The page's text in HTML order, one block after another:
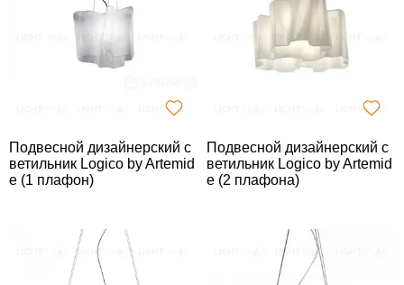
Подвесной дизайнерский с
ветильник Logico by Artemid
e (1 плафон)
Подвесной дизайнерский с
ветильник Logico by Artemid
e (2 плафона)